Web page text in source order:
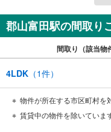
郡山富田駅の間取り
間取り（該当物
4LDK （1件）
物件が所在する市区町村を
賃貸中の物件を除いています